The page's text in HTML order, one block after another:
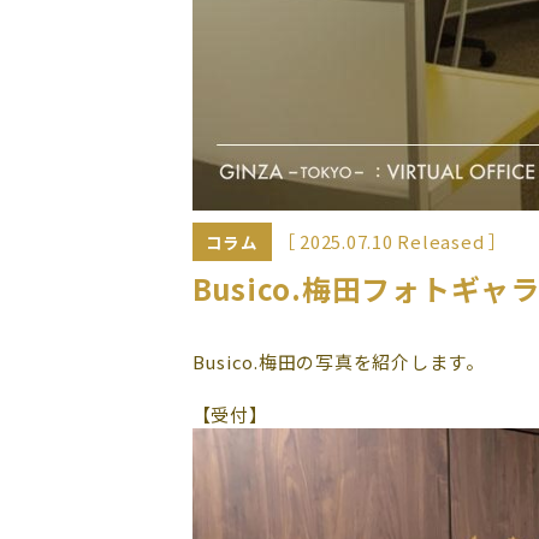
コラム ［ 2025.07.10 Released ］
Busico.梅田フォトギャ
Busico.梅田の写真を紹介します。
【受付】